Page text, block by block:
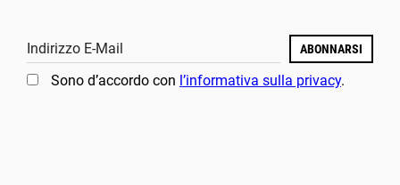
Indirizzo E-Mail ABONNARSI
Sono d’accordo con l’informativa sulla privacy.